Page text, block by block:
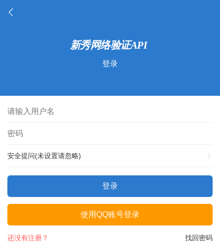
登录
安全提问(未设置请忽略)
登录
使用QQ账号登录
找回密码
还没有注册？